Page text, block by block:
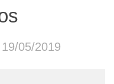
19/05/2019